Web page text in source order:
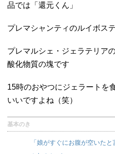
品では「還元くん」
プレマシャンティのルイボス
プレマルシェ・ジェラテリア
酸化物質の塊です
15時のおやつにジェラートを
いいですよね（笑）
基本のき
「娘がすぐにお腹が空いた